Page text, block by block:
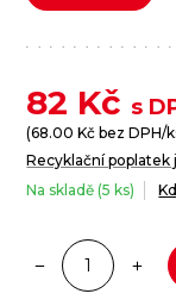
82 Kč s
(68.00 Kč bez DPH/
Recyklační
Na skladě (5 ks)